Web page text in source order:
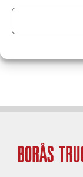
Tveka inte att
rätt produkter.